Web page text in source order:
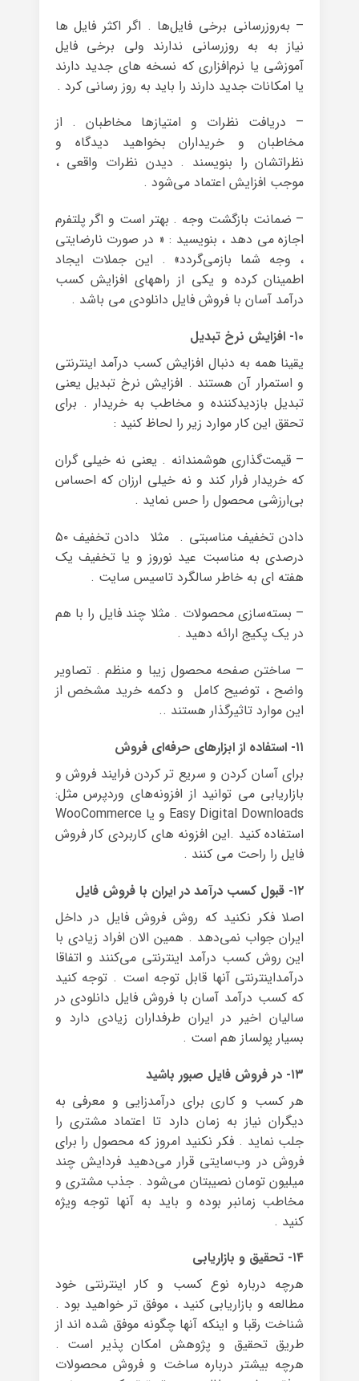
– به‌روزرسانی برخی فایل‌ها . اگر اکثر فایل ها
نیاز به به روزرسانی ندارند ولی برخی فایل
آموزشی یا نرم‌افزاری که نسخه های جدید دارند
یا امکانات جدید دارند را باید به روز رسانی کرد .
– دریافت نظرات و امتیازها مخاطبان . از
مخاطبان و خریداران بخواهید دیدگاه و
نظراتشان را بنویسند . دیدن نظرات واقعی ،
موجب افزایش اعتماد می‌شود .
– ضمانت بازگشت وجه . بهتر است و اگر پلتفرم
اجازه می دهد ، بنویسید : « در صورت نارضایتی
، وجه شما بازمی‌گردد» . این جملات ایجاد
اطمینان کرده و یکی از راههای افزایش کسب
درآمد آسان با فروش فایل دانلودی می باشد .
۱۰- افزایش نرخ تبدیل
یقینا همه به دنبال افزایش کسب درآمد اینترنتی
و استمرار آن هستند . افزایش نرخ تبدیل یعنی
تبدیل بازدیدکننده و مخاطب به خریدار . برای
تحقق این کار موارد زیر را لحاظ کنید :
– قیمت‌گذاری هوشمندانه . یعنی نه خیلی گران
که خریدار فرار کند و نه خیلی ارزان که احساس
بی‌ارزشی محصول را حس نماید .
دادن تخفیف مناسبتی . مثلا دادن تخفیف ۵۰
درصدی به مناسبت عید نوروز و یا تخفیف یک
هفته ای به خاطر سالگرد تاسیس سایت .
– بسته‌سازی محصولات . مثلا چند فایل را با هم
در یک پکیج ارائه دهید .
– ساختن صفحه محصول زیبا و منظم . تصاویر
واضح ، توضیح کامل و دکمه خرید مشخص از
این موارد تاثیرگذار هستند ..
۱۱- استفاده از ابزارهای حرفه‌ای فروش
برای آسان کردن و سریع تر کردن فرایند فروش و
بازاریابی می توانید از افزونه‌های وردپرس مثل:
Easy Digital Downloads و یا WooCommerce
استفاده کنید .این افزونه های کاربردی کار فروش
فایل را راحت می کنند .
۱۲- قبول کسب درآمد در ایران با فروش فایل
اصلا فکر نکنید که روش‌ فروش فایل در داخل
ایران جواب نمی‌دهد . همین الان افراد زیادی با
این روش کسب درآمد اینترنتی می‌کنند و اتفاقا
درآمداینترنتی آنها قابل توجه است . توجه کنید
که کسب درآمد آسان با فروش فایل دانلودی در
سالیان اخیر در ایران طرفداران زیادی دارد و
بسیار پولساز هم است .
۱۳- در فروش فایل صبور باشید
هر کسب و کاری برای درآمدزایی و معرفی به
دیگران نیاز به زمان دارد تا اعتماد مشتری را
جلب نماید . فکر نکنید امروز که محصول را برای
فروش در وب‌سایتی قرار می‌دهید فردایش چند
میلیون تومان نصیبتان می‌شود . جذب مشتری و
مخاطب زمانبر بوده و باید به آنها توجه ویژه
کنید .
۱۴- تحقیق و بازاریابی
هرچه درباره نوع کسب و کار اینترنتی خود
مطالعه و بازاریابی کنید ، موفق تر خواهید بود .
شناخت رقبا و اینکه آنها چگونه موفق شده اند از
طریق تحقیق و پژوهش امکان پذیر است .
هرچه بیشتر درباره ساخت و فروش محصولات